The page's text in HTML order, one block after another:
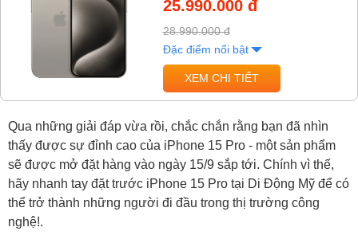
25.990.000 đ
28.990.000 đ
Đặc điểm nổi bật
XEM CHI TIẾT
Qua những giải đáp vừa rồi, chắc chắn rằng bạn đã nhìn
thấy được sự đỉnh cao của iPhone 15 Pro - một sản phẩm
sẽ được mở đặt hàng vào ngày 15/9 sắp tới. Chính vì thế,
hãy nhanh tay đặt trước iPhone 15 Pro tại Di Động Mỹ để có
thể trở thành những người đi đầu trong thị trường công
nghệ!.